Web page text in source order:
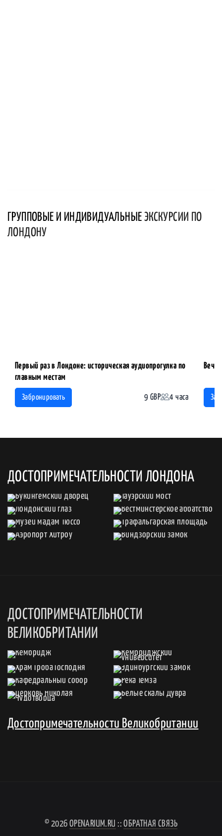
ГРУППОВЫЕ И ИНДИВИДУАЛЬНЫЕ ЭКСКУРСИИ ПО
ЛОНДОНУ
Первый раз в Лондоне: историческая аудиопрогулка по
главным местам
Забронировать 9 GBP 4 часа
ДОСТОПРИМЕЧАТЕЛЬНОСТИ ЛОНДОНА
ДОСТОПРИМЕЧАТЕЛЬНОСТИ
ВЕЛИКОБРИТАНИИ
Достопримечательности Великобритании
© 2026 OPENARIUM.RU ::ОБРАТНАЯ СВЯЗЬ